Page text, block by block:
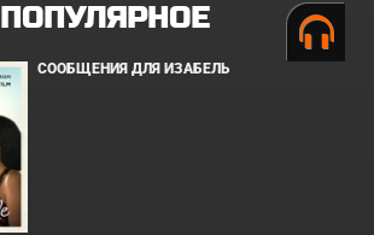
ПОПУЛЯРНОЕ
СООБЩЕНИЯ ДЛЯ ИЗАБЕЛЬ